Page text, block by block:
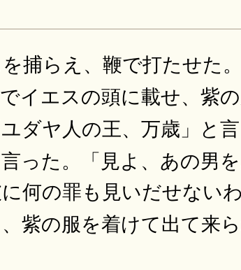
捕らえ、鞭で打たせた。
イエスの頭に載せ、紫の
ダヤ人の王、万歳」と言
った。「見よ、あの男
何の罪も見いだせない
紫の服を着けて出て来